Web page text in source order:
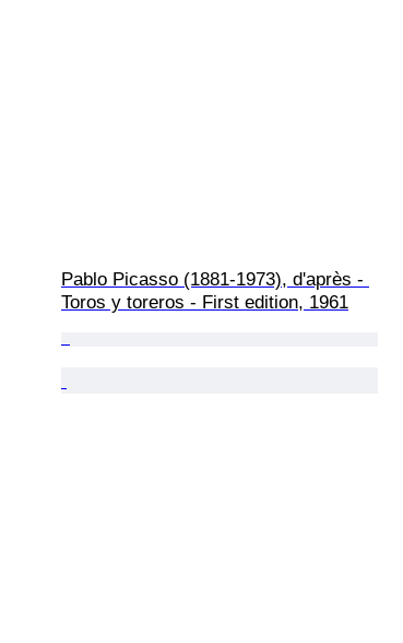
Pablo Picasso (1881-1973), d'après -
Toros y toreros - First edition, 1961